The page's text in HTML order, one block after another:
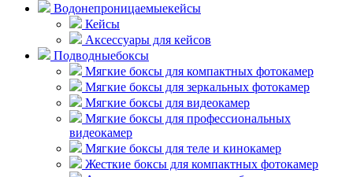
Водонепроницаемыекейсы
Кейсы
Аксессуары для кейсов
Подводныебоксы
Мягкие боксы для компактных фотокамер
Мягкие боксы для зеркальных фотокамер
Мягкие боксы для видеокамер
Мягкие боксы для профессиональных
видеокамер
Мягкие боксы для теле и кинокамер
Жесткие боксы для компактных фотокамер